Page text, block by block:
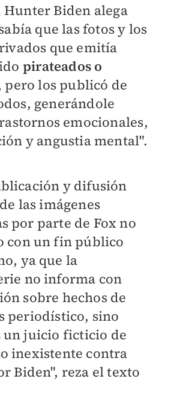
Hunter Biden alega
que las fotos y los
que emitía
pirateados o
pero los publicó de
generándole
emocionales,
y angustia mental".
y difusión
las imágenes
por parte de Fox no
con un fin público
ya que la
no informa con
sobre hechos de
periodístico, sino
un juicio ficticio de
inexistente contra
Biden", reza el texto